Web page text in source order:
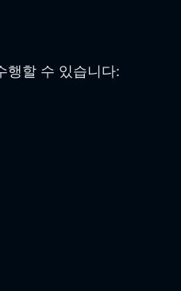
행할 수 있습니다: